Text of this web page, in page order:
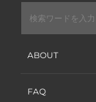
ABOUT
FAQ